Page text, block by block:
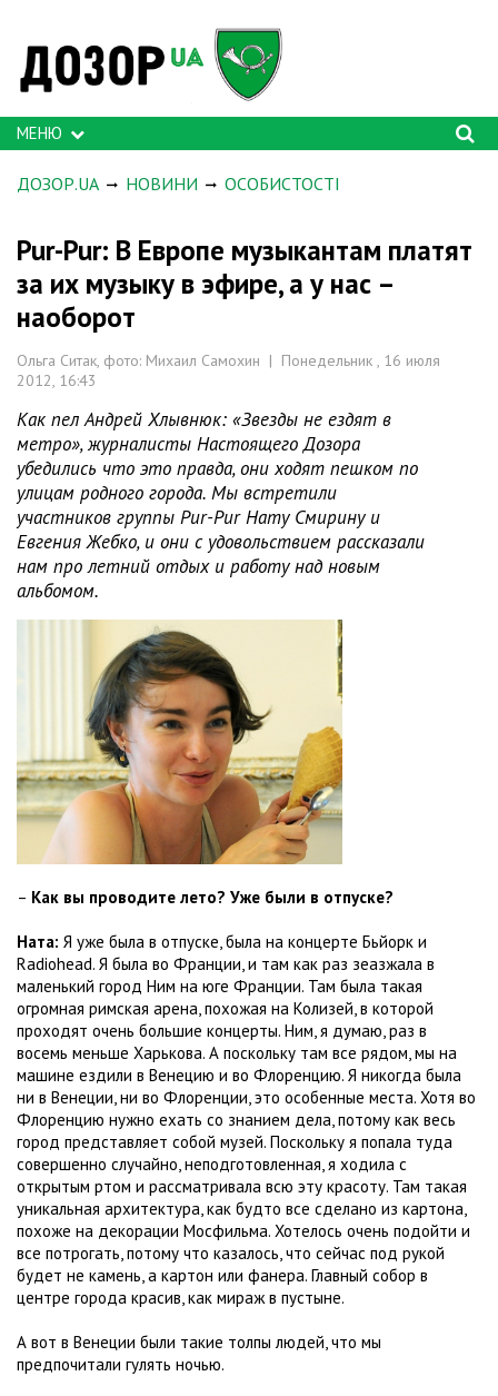
МЕНЮ
ДОЗОР.UA НОВИНИ ОСОБИСТОСТІ
Pur-Pur: В Европе музыкантам платят
за их музыку в эфире, а у нас –
наоборот
Ольга Ситак, фото: Михаил Самохин | Понедельник , 16 июля
2012, 16:43
Как пел Андрей Хлывнюк: «Звезды не ездят в
метро», журналисты Настоящего Дозора
убедились что это правда, они ходят пешком по
улицам родного города. Мы встретили
участников группы Pur-Pur Нату Смирину и
Евгения Жебко, и они с удовольствием рассказали
нам про летний отдых и работу над новым
альбомом.
– Как вы проводите лето? Уже были в отпуске?
Ната: Я уже была в отпуске, была на концерте Бьйорк и
Radiohead. Я была во Франции, и там как раз зеазжала в
маленький город Ним на юге Франции. Там была такая
огромная римская арена, похожая на Колизей, в которой
проходят очень большие концерты. Ним, я думаю, раз в
восемь меньше Харькова. А поскольку там все рядом, мы на
машине ездили в Венецию и во Флоренцию. Я никогда была
ни в Венеции, ни во Флоренции, это особенные места. Хотя во
Флоренцию нужно ехать со знанием дела, потому как весь
город представляет собой музей. Поскольку я попала туда
совершенно случайно, неподготовленная, я ходила с
открытым ртом и рассматривала всю эту красоту. Там такая
уникальная архитектура, как будто все сделано из картона,
похоже на декорации Мосфильма. Хотелось очень подойти и
все потрогать, потому что казалось, что сейчас под рукой
будет не камень, а картон или фанера. Главный собор в
центре города красив, как мираж в пустыне.
А вот в Венеции были такие толпы людей, что мы
предпочитали гулять ночью.